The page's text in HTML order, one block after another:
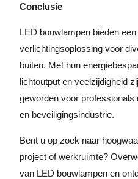
Conclusie
LED bouwlampen bieden
verlichtingsoplossing voor
buiten. Met hun
lichtoutput en veelzijdigheid
geworden voor
en beveiligingsindustrie.
Bent u op zoek naar
project of werkruimte?
van LED bouwlampen en